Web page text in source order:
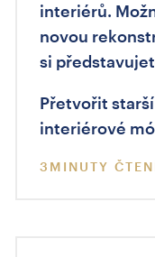
interiérů.
novou
si
Přetvořit
interiérové
3MINUTY